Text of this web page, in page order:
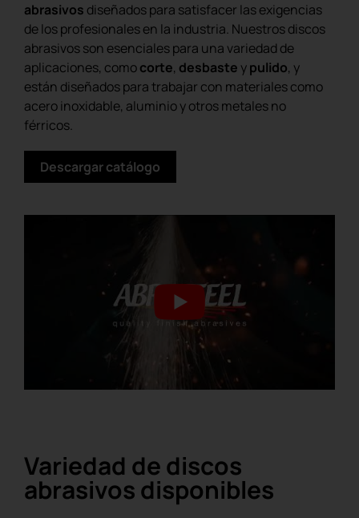
abrasivos diseñados para satisfacer las exigencias
de los profesionales en la industria. Nuestros discos
abrasivos son esenciales para una variedad de
aplicaciones, comocorte, desbaste ypulido, y
están diseñados para trabajar con materiales como
acero inoxidable, aluminio y otros metales no
férricos.
Descargar catálogo
Variedad de discos
abrasivos disponibles